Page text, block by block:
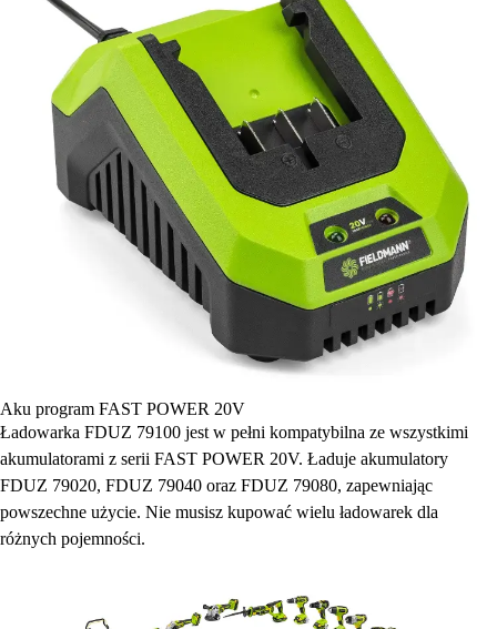
Aku program FAST POWER 20V
Ładowarka FDUZ 79100 jest w pełni kompatybilna ze wszystkimi
akumulatorami z serii FAST POWER 20V. Ładuje akumulatory
FDUZ 79020, FDUZ 79040 oraz FDUZ 79080, zapewniając
powszechne użycie. Nie musisz kupować wielu ładowarek dla
różnych pojemności.